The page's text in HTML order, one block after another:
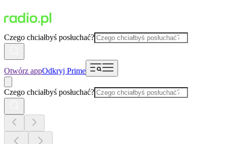
Czego chciałbyś posłuchać?
Otwórz appOdkryj Prime
Czego chciałbyś posłuchać?